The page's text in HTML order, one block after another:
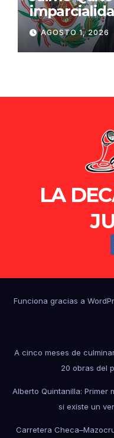
de Ollanta
AGOSTO 1, 2026
LA
Funciona gracias a
A cinco meses de
20 obras del
Alberto Quintanilla: Primer
si existe un
Carretera